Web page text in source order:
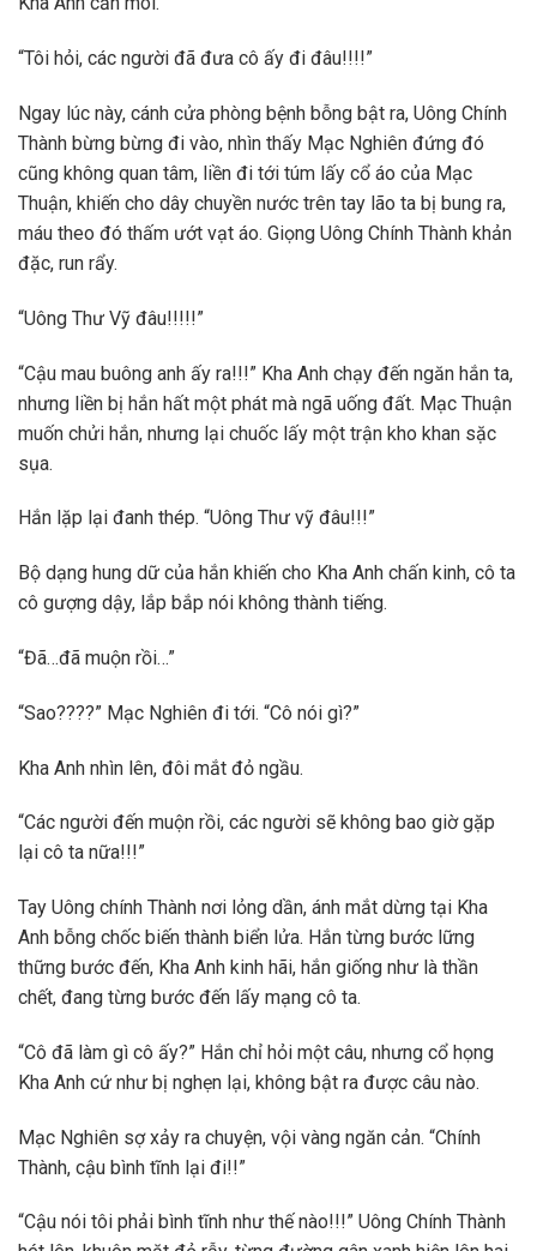
“Tôi hỏi, các người đã đưa cô ấy đi đâu!!!!”
Ngay lúc này, cánh cửa phòng bệnh bỗng bật ra, Uông Chính
Thành bừng bừng đi vào, nhìn thấy Mạc Nghiên đứng đó
cũng không quan tâm, liền đi tới túm lấy cổ áo của Mạc
Thuận, khiến cho dây chuyền nước trên tay lão ta bị bung ra,
máu theo đó thấm ướt vạt áo. Giọng Uông Chính Thành khản
đặc, run rẩy.
“Uông Thư Vỹ đâu!!!!!”
“Cậu mau buông anh ấy ra!!!” Kha Anh chạy đến ngăn hắn ta,
nhưng liền bị hắn hất một phát mà ngã uống đất. Mạc Thuận
muốn chửi hắn, nhưng lại chuốc lấy một trận kho khan sặc
sụa.
Hắn lặp lại đanh thép. “Uông Thư vỹ đâu!!!”
Bộ dạng hung dữ của hắn khiến cho Kha Anh chấn kinh, cô ta
cô gượng dậy, lắp bắp nói không thành tiếng.
“Đã…đã muộn rồi…”
“Sao????” Mạc Nghiên đi tới. “Cô nói gì?”
Kha Anh nhìn lên, đôi mắt đỏ ngầu.
“Các người đến muộn rồi, các người sẽ không bao giờ gặp
lại cô ta nữa!!!”
Tay Uông chính Thành nơi lỏng dần, ánh mắt dừng tại Kha
Anh bỗng chốc biến thành biển lửa. Hắn từng bước lững
thững bước đến, Kha Anh kinh hãi, hắn giống như là thần
chết, đang từng bước đến lấy mạng cô ta.
“Cô đã làm gì cô ấy?” Hắn chỉ hỏi một câu, nhưng cổ họng
Kha Anh cứ như bị nghẹn lại, không bật ra được câu nào.
Mạc Nghiên sợ xảy ra chuyện, vội vàng ngăn cản. “Chính
Thành, cậu bình tĩnh lại đi!!”
“Cậu nói tôi phải bình tĩnh như thế nào!!!” Uông Chính Thành